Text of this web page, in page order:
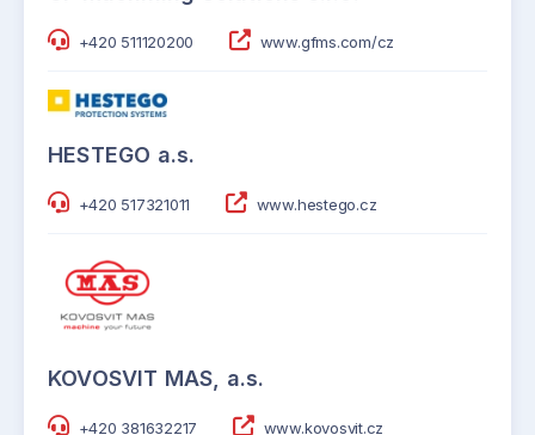
+420 511120200 www.gfms.com/cz
HESTEGO a.s.
+420 517321011 www.hestego.cz
KOVOSVIT MAS, a.s.
+420 381632217 www.kovosvit.cz